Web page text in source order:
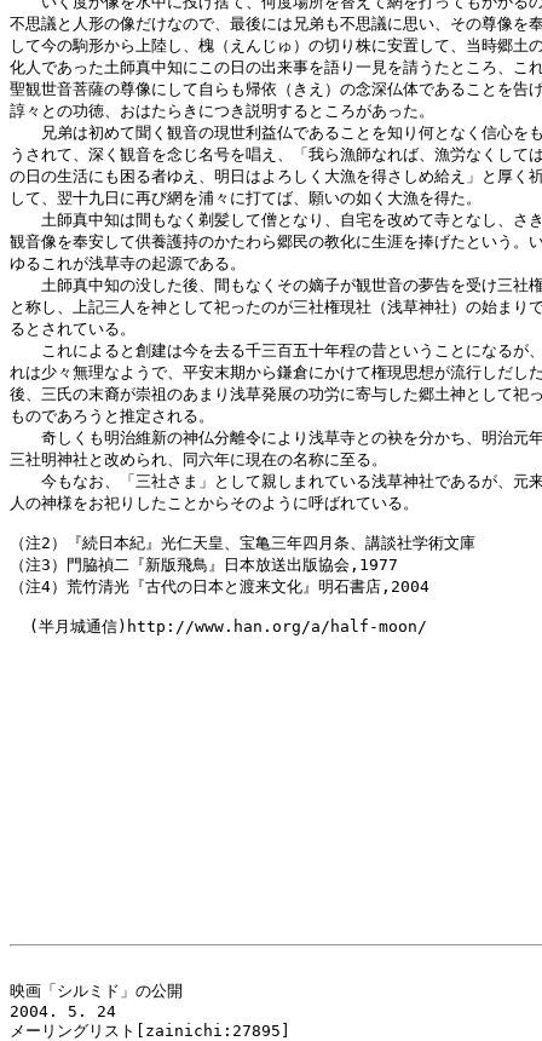
不思議と人形の像だけなので、最後には兄弟も不思議に思い、その尊像を
して今の駒形から上陸し、槐（えんじゅ）の切り株に安置して、当時郷土
化人であった土師真中知にこの日の出来事を語り一見を請うたところ、こ
聖観世音菩薩の尊像にして自らも帰依（きえ）の念深仏体であることを告
諄々との功徳、おはたらきにつき説明するところがあった。
兄弟は初めて聞く観音の現世利益仏であることを知り何となく信心を
うされて、深く観音を念じ名号を唱え、「我ら漁師なれば、漁労なくして
の日の生活にも困る者ゆえ、明日はよろしく大漁を得さしめ給え」と厚く
して、翌十九日に再び網を浦々に打てば、願いの如く大漁を得た。
土師真中知は間もなく剃髪して僧となり、自宅を改めて寺となし、さ
観音像を奉安して供養護持のかたわら郷民の教化に生涯を捧げたという。
ゆるこれが浅草寺の起源である。
土師真中知の没した後、間もなくその嫡子が観世音の夢告を受け三社
と称し、上記三人を神として祀ったのが三社権現社（浅草神社）の始まり
るとされている。
これによると創建は今を去る千三百五十年程の昔ということになるが
れは少々無理なようで、平安末期から鎌倉にかけて権現思想が流行しだし
後、三氏の末裔が崇祖のあまり浅草発展の功労に寄与した郷土神として祀
ものであろうと推定される。
奇しくも明治維新の神仏分離令により浅草寺との袂を分かち、明治元
三社明神社と改められ、同六年に現在の名称に至る。
今もなお、「三社さま」として親しまれている浅草神社であるが、元
人の神様をお祀りしたことからそのように呼ばれている。
（注2）『続日本紀』光仁天皇、宝亀三年四月条、講談社学術文庫
（注3）門脇禎二『新版飛鳥』日本放送出版協会,1977
（注4）荒竹清光『古代の日本と渡来文化』明石書店,2004
  (半月城通信)http://www.han.org/a/half-moon/
映画「シルミド」の公開
2004. 5. 24
メーリングリスト[zainichi:27895]